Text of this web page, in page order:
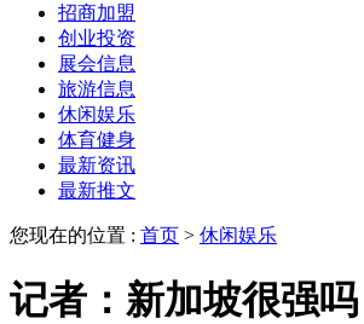
招商加盟
创业投资
展会信息
旅游信息
休闲娱乐
体育健身
最新资讯
最新推文
您现在的位置 : 首页 > 休闲娱乐
记者：新加坡很强